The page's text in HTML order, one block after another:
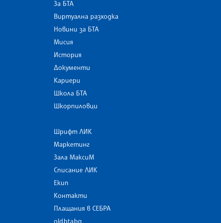
За БТА
Виртуална разходка
Новини за БТА
Мисия
История
Документи
Кариери
Школа БТА
Шкорпиловци
Шрифт ЛИК
Маркетинг
Зала МаксиМ
Списание ЛИК
Екип
Контакти
Плащания в СЕБРА
old.bta.bg